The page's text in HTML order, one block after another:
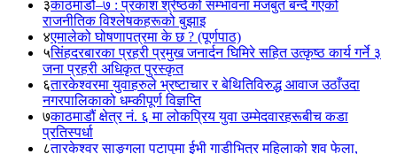
३काठमाडौं–७ : प्रकाश श्रेष्ठको सम्भावना मजबुत बन्दै गएको
राजनीतिक विश्लेषकहरूको बुझाइ
४एमालेको घोषणापत्रमा के छ ? (पूर्णपाठ)
५सिंहदरबारका प्रहरी प्रमुख जनार्दन घिमिरे सहित उत्कृष्ठ कार्य गर्ने ३
जना प्रहरी अधिकृत पुरस्कृत
६तारकेश्वरमा युवाहरुले भ्रष्टाचार र बेथितिविरुद्ध आवाज उठाँउदा
नगरपालिकाको धम्कीपूर्ण विज्ञप्ति
७काठमाडौं क्षेत्र नं. ६ मा लोकप्रिय युवा उम्मेदवारहरूबीच कडा
प्रतिस्पर्धा
८तारकेश्वर साङ्गला पटापुमा ईभी गाडीभित्र महिलाको शव फेला,